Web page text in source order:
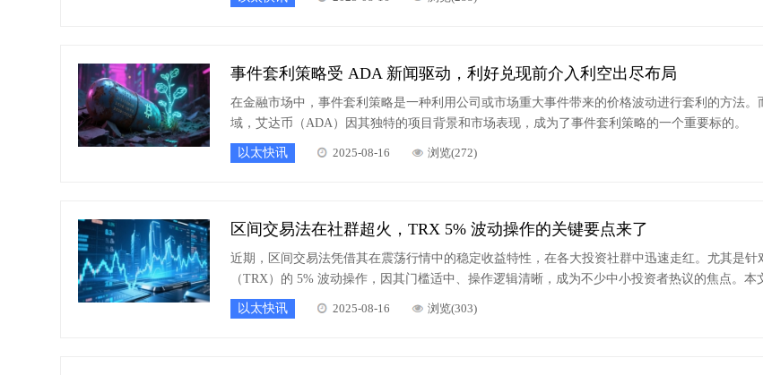
事件套利策略受 ADA 新闻驱动，利好兑现前介入利空出尽布局
在金融市场中，事件套利策略是一种利用公司或市场重大事件带来的价格波动进行套利的方法。
域，艾达币（ADA）因其独特的项目背景和市场表现，成为了事件套利策略的一个重要标的。
以太快讯 2025-08-16 浏览(272)
区间交易法在社群超火，TRX 5% 波动操作的关键要点来了
近期，区间交易法凭借其在震荡行情中的稳定收益特性，在各大投资社群中迅速走红。尤其是针
（TRX）的 5% 波动操作，因其门槛适中、操作逻辑清晰，成为不少中小投资者热议的焦点。本
5% 区间交易的核心逻辑与实操要点，助你快速掌握这一策略的关键。
以太快讯 2025-08-16 浏览(303)